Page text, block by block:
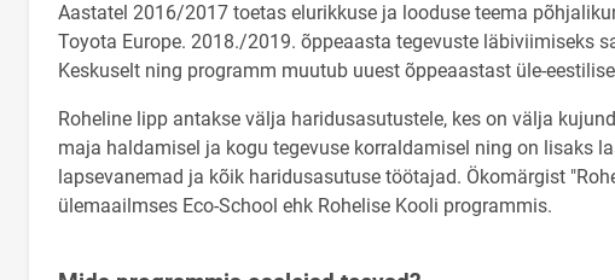
Aastatel 2016/2017 toetas elurikkuse ja looduse teema
Toyota Europe. 2018./2019. õppeaasta tegevuste läbiviimiseks
Keskuselt ning programm muutub uuest õppeaastast üle-
Roheline lipp antakse välja haridusasutustele, kes on välja
maja haldamisel ja kogu tegevuse korraldamisel ning on lisaks
lapsevanemad ja kõik haridusasutuse töötajad. Ökomärgist
ülemaailmses Eco-School ehk Rohelise Kooli programmis.